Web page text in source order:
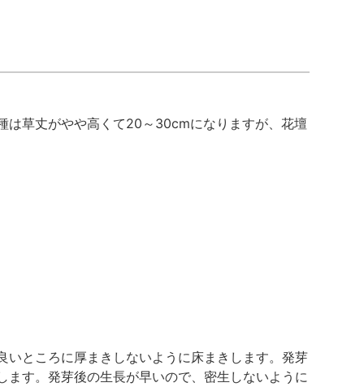
は草丈がやや高くて20～30cmになりますが、花壇
ところに厚まきしないように床まきします。発芽
す。発芽後の生長が早いので、密生しないように